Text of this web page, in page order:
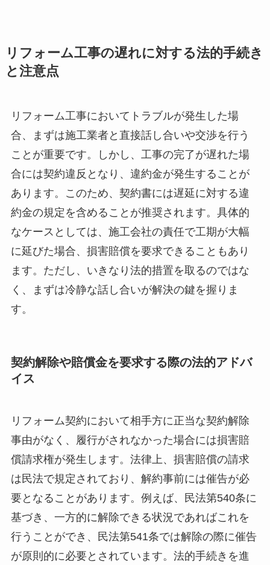
リフォーム工事の遅れに対する法的手続き
と注意点
リフォーム工事においてトラブルが発生した場
合、まずは施工業者と直接話し合いや交渉を行う
ことが重要です。しかし、工事の完了が遅れた場
合には契約違反となり、違約金が発生することが
あります。このため、契約書には遅延に対する違
約金の規定を含めることが推奨されます。具体的
なケースとしては、施工会社の責任で工期が大幅
に延びた場合、損害賠償を要求できることもあり
ます。ただし、いきなり法的措置を取るのではな
く、まずは冷静な話し合いが解決の鍵を握りま
す。
契約解除や賠償金を要求する際の法的アドバ
イス
リフォーム契約において相手方に正当な契約解除
事由がなく、履行がされなかった場合には損害賠
償請求権が発生します。法律上、損害賠償の請求
は民法で規定されており、解約事前には催告が必
要となることがあります。例えば、民法第540条に
基づき、一方的に解除できる状況であればこれを
行うことができ、民法第541条では解除の際に催告
が原則的に必要とされています。法的手続きを進